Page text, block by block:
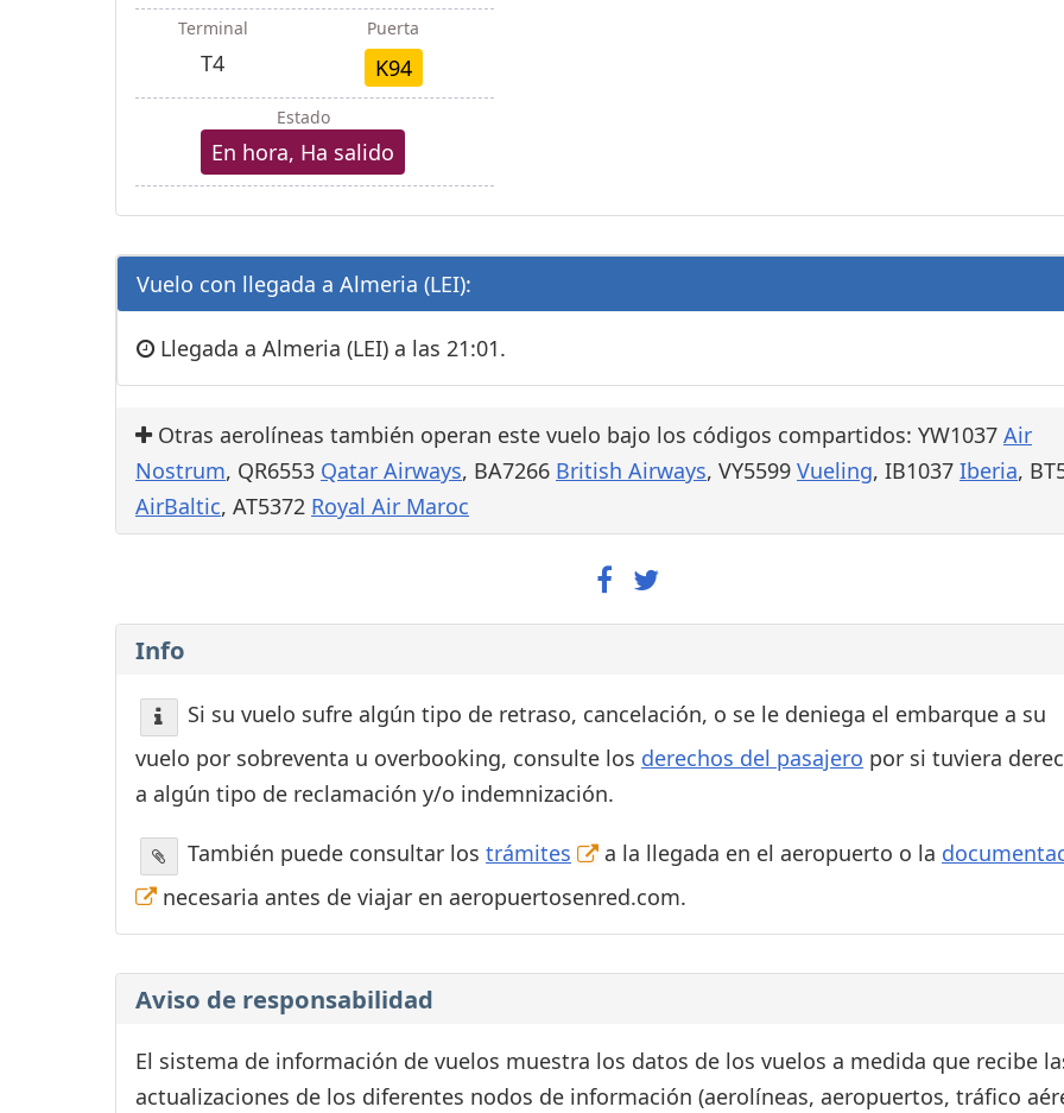
Terminal
T4
Puerta
K94
Estado
En hora, Ha salido
Vuelo con llegada a Almeria (LEI):
Llegada a Almeria (LEI) a las 21:01.
Otras aerolíneas también operan este vuelo bajo los códigos compartidos: YW1037 Air
Nostrum, QR6553 Qatar Airways, BA7266 British Airways, VY5599 Vueling, IB1037 Iberia,
AirBaltic, AT5372 Royal Air Maroc
Info
Si su vuelo sufre algún tipo de retraso, cancelación, o se le deniega el embarque a su
vuelo por sobreventa u overbooking, consulte los derechos del pasajero por si tuviera
a algún tipo de reclamación y/o indemnización.
También puede consultar los trámites a la llegada en el aeropuerto o la
necesaria antes de viajar en aeropuertosenred.com.
Aviso de responsabilidad
El sistema de información de vuelos muestra los datos de los vuelos a medida que recibe
actualizaciones de los diferentes nodos de información (aerolíneas, aeropuertos, tráfico